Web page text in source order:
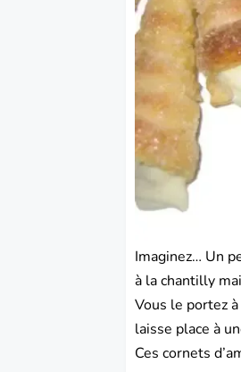
Imaginez… Un
à la chantilly
Vous le portez
laisse place à
Ces cornets